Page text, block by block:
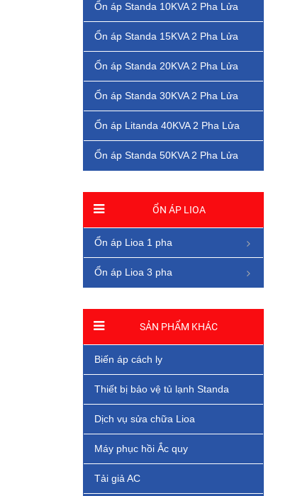
Ổn áp Standa 10KVA 2 Pha Lửa
Ổn áp Standa 15KVA 2 Pha Lửa
Ổn áp Standa 20KVA 2 Pha Lửa
Ổn áp Standa 30KVA 2 Pha Lửa
Ổn áp Litanda 40KVA 2 Pha Lửa
Ổn áp Standa 50KVA 2 Pha Lửa
ỔN ÁP LIOA
Ổn áp Lioa 1 pha
Ổn áp Lioa 3 pha
SẢN PHẨM KHÁC
Biến áp cách ly
Thiết bị bảo vệ tủ lạnh Standa
Dịch vụ sửa chữa Lioa
Máy phục hồi Ắc quy
Tải giả AC